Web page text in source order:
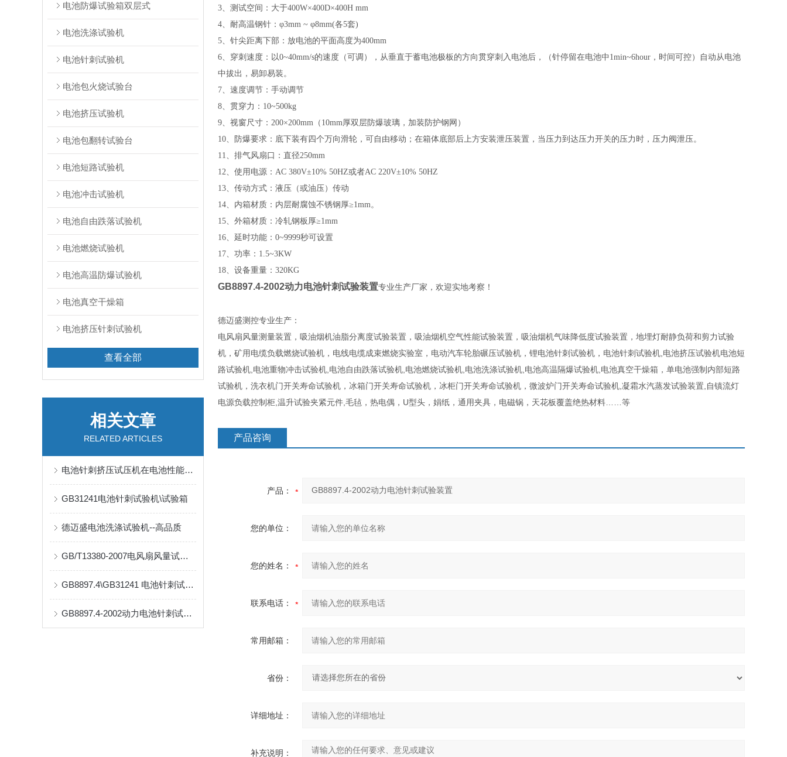
电池防爆试验箱双层式
电池洗涤试验机
电池针刺试验机
电池包火烧试验台
电池挤压试验机
电池包翻转试验台
电池短路试验机
电池冲击试验机
电池自由跌落试验机
电池燃烧试验机
电池高温防爆试验机
电池真空干燥箱
电池挤压针刺试验机
查看全部
相关文章
RELATED ARTICLES
电池针刺挤压试压机在电池性能测试中的应用
GB31241电池针刺试验机\试验箱
德迈盛电池洗涤试验机--高品质
GB/T13380-2007电风扇风量试验室
GB8897.4\GB31241 电池针刺试验机
GB8897.4-2002动力电池针刺试验机
3、测试空间：大于400W×400D×400H mm
4、耐高温钢针：φ3mm ~ φ8mm(各5套)
5、针尖距离下部：放电池的平面高度为400mm
6、穿刺速度：以0~40mm/s的速度（可调），从垂直于蓄电池极板的方向贯穿刺入电池后，（针停留在电池中1min~6hour，时间可控）自动从电池
中拔出，易卸易装。
7、速度调节：手动调节
8、贯穿力：10~500kg
9、视窗尺寸：200×200mm（10mm厚双层防爆玻璃，加装防护钢网）
10、防爆要求：底下装有四个万向滑轮，可自由移动；在箱体底部后上方安装泄压装置，当压力到达压力开关的压力时，压力阀泄压。
11、排气风扇口：直径250mm
12、使用电源：AC 380V±10% 50HZ或者AC 220V±10% 50HZ
13、传动方式：液压（或油压）传动
14、内箱材质：内层耐腐蚀不锈钢厚≥1mm。
15、外箱材质：冷轧钢板厚≥1mm
16、延时功能：0~9999秒可设置
17、功率：1.5~3KW
18、设备重量：320KG
GB8897.4-2002动力电池针刺试验装置专业生产厂家，欢迎实地考察！
德迈盛测控专业生产：
电风扇风量测量装置，吸油烟机油脂分离度试验装置，吸油烟机空气性能试验装置，吸油烟机气味降低度试验装置，地埋灯耐静负荷和剪力试验
机，矿用电缆负载燃烧试验机，电线电缆成束燃烧实验室，电动汽车轮胎碾压试验机，锂电池针刺试验机，电池针刺试验机,电池挤压试验机电池短
路试验机,电池重物冲击试验机,电池自由跌落试验机,电池燃烧试验机,电池洗涤试验机,电池高温隔爆试验机,电池真空干燥箱，单电池强制内部短路
试验机，洗衣机门开关寿命试验机，冰箱门开关寿命试验机，冰柜门开关寿命试验机，微波炉门开关寿命试验机,凝霜水汽蒸发试验装置,自镇流灯
电源负载控制柜,温升试验夹紧元件,毛毡，热电偶，U型头，娟纸，通用夹具，电磁锅，天花板覆盖绝热材料……等
产品咨询
产品：
您的单位：
您的姓名：
联系电话：
常用邮箱：
省份：
详细地址：
补充说明：